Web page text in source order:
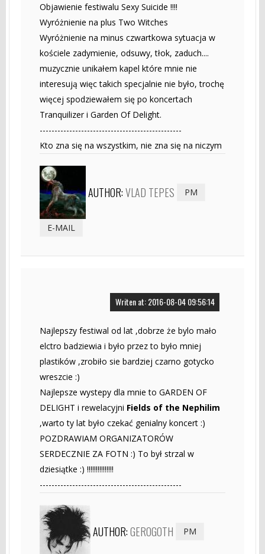
Objawienie festiwalu Sexy Suicide !!!!
Wyróżnienie na plus Two Witches
Wyróżnienie na minus czwartkowa sytuacja w
kościele zadymienie, odsuwy, tłok, zaduch....
muzycznie unikałem kapel które mnie nie
interesują więc takich specjalnie nie było, trochę
więcej spodziewałem się po koncertach
Tranquilizer i Garden Of Delight.
------------------------------------------------
Kto zna się na wszystkim, nie zna się na niczym
AUTHOR:VLAD TEPES PM
E-MAIL
Writen at: 2016-08-04 09:56:14
Najlepszy festiwal od lat ,dobrze że bylo mało
elctro badziewia i było przez to było mniej
plastików ,zrobiło sie bardziej czarno gotycko
wreszcie :)
Najlepsze wystepy dla mnie to GARDEN OF
DELIGHT i rewelacyjni Fields of the Nephilim
,warto ty lat było czekać genialny koncert :)
POZDRAWIAM ORGANIZATORÓW
SERDECZNIE ZA FOTN :) To był strzal w
dziesiątke :) !!!!!!!!!!!!!!!
------------------------------------------------
AUTHOR:GEROGOTH PM